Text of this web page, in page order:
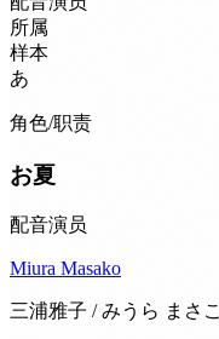
所属
样本
あ
角色/职责
お夏
配音演员
Miura Masako
三浦雅子 / みうら まさこ